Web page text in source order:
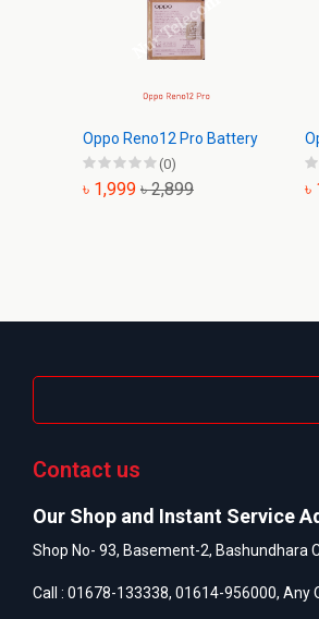
Oppo Reno12 Pro Battery
(0)
৳ 1,999 ৳ 2,899 ৳
Contact us
Our Shop and Instant Service
Shop No- 93, Basement-2, Bashundhara
Call : 01678-133338, 01614-956000, Any